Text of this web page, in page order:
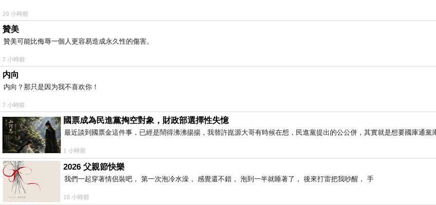
（
有緣人的母親因業力討報而生病，需要動手術，因此兩人合作，拼命往死裡唸經，雖然過程中
一、業精於勤，行成於思
韓愈《進學解》：「業精於勤荒於戲，行成於思毀於隨。」無論是學業、工作還是修行，都應
提升自己的心性和境界。如果經常將時間浪費在遊戲、影音、聊天、上網或無關緊要的事情上
20 小時前
贊美
贊美可能比侮辱一個人更容易造成永久性的傷害。
7 小時前
内向
内向？那只是因为我不喜欢你！
7 小時前
國票成為民進黨掏空對象，財政部選擇性失憶
最近談到國票金這件事，已經是鬧得沸沸揚揚，我替許崑源大哥有時候在想，民進黨提出的公公併，其實就是想要國庫通黨
1 小時前
2026 父親節快樂
我們一起穿著情侶裝吧， 第一次泡冷水澡， 感覺還不錯， 泡到一半就睡著了， 後來打雷把我吵醒， 手
10 小時前